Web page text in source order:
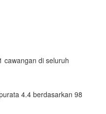
cawangan di seluruh
4.4 berdasarkan 98